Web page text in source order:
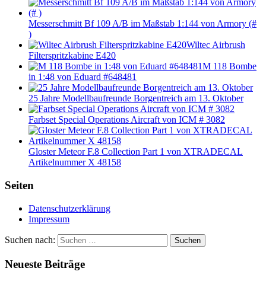
Messerschmitt Bf 109 A/B im Maßstab 1:144 von Armory (#
)
Wiltec Airbrush
Filterspritzkabine E420
M 118 Bombe
in 1:48 von Eduard #648481
25 Jahre Modellbaufreunde Borgentreich am 13. Oktober
Farbset Special Operations Aircraft von ICM # 3082
Gloster Meteor F.8 Collection Part 1 von XTRADECAL
Artikelnummer X 48158
Seiten
Datenschutzerklärung
Impressum
Suchen nach: Suchen
Neueste Beiträge